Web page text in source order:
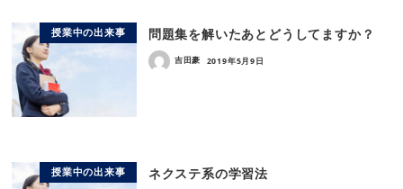
授業中の出来事 問題集を解いたあとどうしてますか？
吉田豪 2019年5月9日
授業中の出来事 ネクステ系の学習法